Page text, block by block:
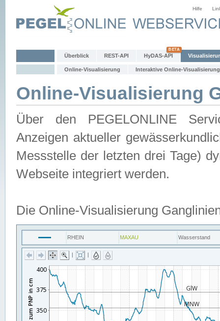
Hilfe
Überblick REST-API HyDAS-API
Online-Visualisierung Interaktive Online-Visualisierung
Online-Visualisierung
Über den PEGELONLINE
Anzeigen aktueller
Messstelle der letzten drei Tage)
Webseite integriert werden.
Die Online-Visualisierung